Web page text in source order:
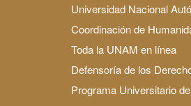
Universidad Nacional
Coordinación de
Toda la UNAM en línea
Defensoría de los
Programa Universitario